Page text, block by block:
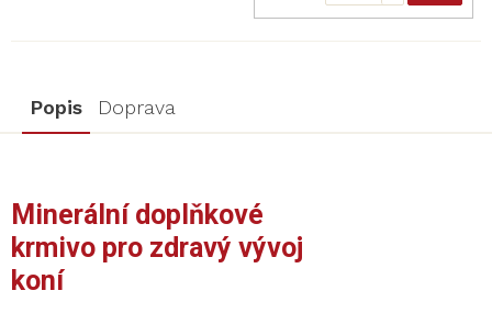
Popis Doprava
Minerální doplňkové
krmivo pro zdravý vývoj
koní